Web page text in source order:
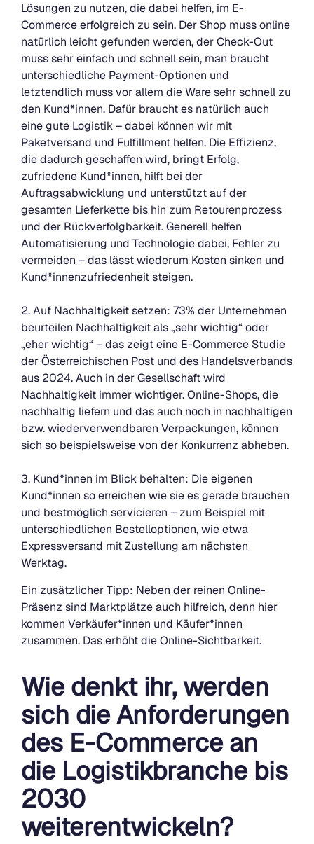
Lösungen zu nutzen, die dabei helfen, im E-
Commerce erfolgreich zu sein. Der Shop muss online
natürlich leicht gefunden werden, der Check-Out
muss sehr einfach und schnell sein, man braucht
unterschiedliche Payment-Optionen und
letztendlich muss vor allem die Ware sehr schnell zu
den Kund*innen. Dafür braucht es natürlich auch
eine gute Logistik – dabei können wir mit
Paketversand und Fulfillment helfen. Die Effizienz,
die dadurch geschaffen wird, bringt Erfolg,
zufriedene Kund*innen, hilft bei der
Auftragsabwicklung und unterstützt auf der
gesamten Lieferkette bis hin zum Retourenprozess
und der Rückverfolgbarkeit. Generell helfen
Automatisierung und Technologie dabei, Fehler zu
vermeiden – das lässt wiederum Kosten sinken und
Kund*innenzufriedenheit steigen.
2. Auf Nachhaltigkeit setzen: 73% der Unternehmen
beurteilen Nachhaltigkeit als „sehr wichtig“ oder
„eher wichtig“ – das zeigt eine E-Commerce Studie
der Österreichischen Post und des Handelsverbands
aus 2024. Auch in der Gesellschaft wird
Nachhaltigkeit immer wichtiger. Online-Shops, die
nachhaltig liefern und das auch noch in nachhaltigen
bzw. wiederverwendbaren Verpackungen, können
sich so beispielsweise von der Konkurrenz abheben.
3. Kund*innen im Blick behalten: Die eigenen
Kund*innen so erreichen wie sie es gerade brauchen
und bestmöglich servicieren – zum Beispiel mit
unterschiedlichen Bestelloptionen, wie etwa
Expressversand mit Zustellung am nächsten
Werktag.
Ein zusätzlicher Tipp: Neben der reinen Online-
Präsenz sind Marktplätze auch hilfreich, denn hier
kommen Verkäufer*innen und Käufer*innen
zusammen. Das erhöht die Online-Sichtbarkeit.
Wie denkt ihr, werden
sich die Anforderungen
des E-Commerce an
die Logistikbranche bis
2030
weiterentwickeln?